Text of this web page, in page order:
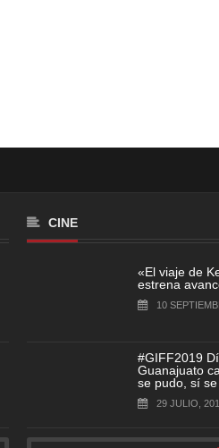
CINE
«El viaje de
estrena
10
#GIFF2019
Guanajuato
se pudo, sí
29 JULIO,